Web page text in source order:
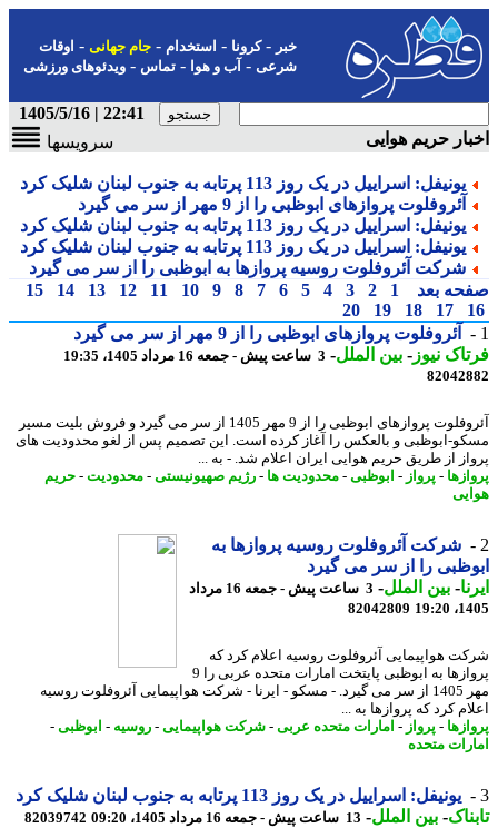
-کرونا-استخدام- جام جهانی-اوقات
شرعی-آب و هوا-تماس-ویدئوهای ورزشی
22:41 | 1405/5/16
حریم هوایی
سرویسها
یونیفل: اسراییل در یک روز 113 پرتابه به جنوب لبنان شلیک کرد
آئروفلوت پروازهای ابوظبی را از 9 مهر از سر می گیرد
یونیفل: اسراییل در یک روز 113 پرتابه به جنوب لبنان شلیک کرد
یونیفل: اسراییل در یک روز 113 پرتابه به جنوب لبنان شلیک کرد
شرکت آئروفلوت روسیه پروازها به ابوظبی را از سر می گیرد
بعد
1
2
3
4
5
6
7
8
9
10
11
12
13
14
15
17
18
19
20
آئروفلوت پروازهای ابوظبی را از 9 مهر از سر می گیرد
نیوز-بین الملل-3 ساعت پیش - جمعه 16 مرداد 1405، 19:35
آئروفلوت پروازهای ابوظبی را از 9 مهر 1405 از سر می گیرد و فروش بلیت مسیر
ابوظبی و بالعکس را آغاز کرده است. این تصمیم پس از لغو محدودیت های
از طریق حریم هوایی ایران اعلام شد. - به ...
- پرواز-ابوظبی-محدودیت ها- رژیم صهیونیستی-محدودیت-حریم
شرکت آئروفلوت روسیه پروازها به
را از سر می گیرد
-بین الملل-
3 ساعت پیش - جمعه 16 مرداد
82042809
هواپیمایی آئروفلوت روسیه اعلام کرد که
پروازها به ابوظبی پایتخت امارات متحده عربی را 9
مهر 1405 از سر می گیرد. - مسکو - ایرنا - شرکت هواپیمایی آئروفلوت روسیه
کرد که پروازها به ...
- پرواز-امارات متحده عربی- شرکت هواپیمایی-روسیه-ابوظبی-
متحده
یونیفل: اسراییل در یک روز 113 پرتابه به جنوب لبنان شلیک کرد
-بین الملل-13 ساعت پیش - جمعه 16 مرداد 1405، 09:20 82039742